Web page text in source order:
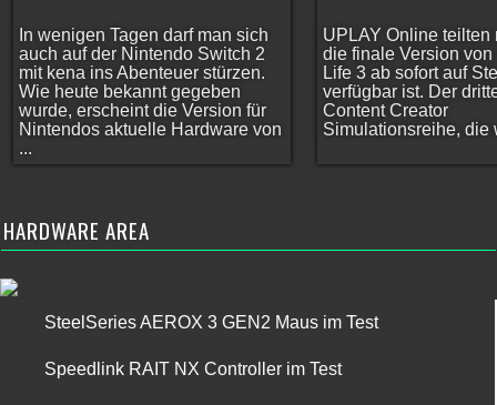
In wenigen Tagen darf man sich
auch auf der Nintendo Switch 2
mit kena ins Abenteuer stürzen.
Wie heute bekannt gegeben
wurde, erscheint die Version für
Nintendos aktuelle Hardware von
...
UPLAY Online teilten
die finale Version von
Life 3 ab sofort auf
verfügbar ist. Der
Content Creator
Simulationsreihe, die
HARDWARE AREA
SteelSeries AEROX 3 GEN2 Maus im Test
Speedlink RAIT NX Controller im Test